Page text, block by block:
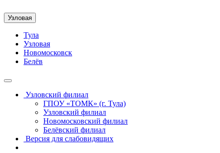
Узловая
Тула
Узловая
Новомосковск
Белёв
Узловский филиал
ГПОУ «ТОМК» (г. Тула)
Узловский филиал
Новомосковский филиал
Белёвский филиал
Версия для слабовидящих